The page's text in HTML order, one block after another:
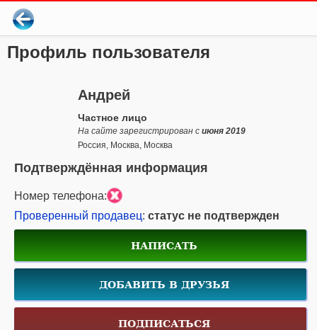
Профиль пользователя
Андрей
Частное лицо
На сайте зарегистрирован с июня 2019
Россия, Москва, Москва
Подтверждённая информация
Номер телефона:
Проверенный продавец: статус не подтвержден
НАПИСАТЬ
ДОБАВИТЬ В ДРУЗЬЯ
ПОДПИСАТЬСЯ